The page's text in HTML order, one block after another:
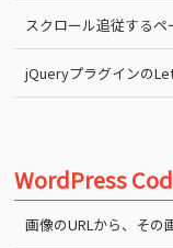
スクロール追従する
jQueryプラグインの
WordPress
画像のURLから、その